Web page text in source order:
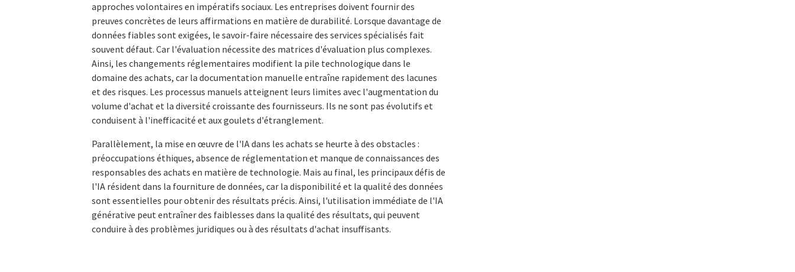
approches volontaires en impératifs sociaux. Les entreprises doivent fournir des
preuves concrètes de leurs affirmations en matière de durabilité. Lorsque davantage de
données fiables sont exigées, le savoir-faire nécessaire des services spécialisés fait
souvent défaut. Car l'évaluation nécessite des matrices d'évaluation plus complexes.
Ainsi, les changements réglementaires modifient la pile technologique dans le
domaine des achats, car la documentation manuelle entraîne rapidement des lacunes
et des risques. Les processus manuels atteignent leurs limites avec l'augmentation du
volume d'achat et la diversité croissante des fournisseurs. Ils ne sont pas évolutifs et
conduisent à l'inefficacité et aux goulets d'étranglement.
Parallèlement, la mise en œuvre de l'IA dans les achats se heurte à des obstacles :
préoccupations éthiques, absence de réglementation et manque de connaissances des
responsables des achats en matière de technologie. Mais au final, les principaux défis de
l'IA résident dans la fourniture de données, car la disponibilité et la qualité des données
sont essentielles pour obtenir des résultats précis. Ainsi, l'utilisation immédiate de l'IA
générative peut entraîner des faiblesses dans la qualité des résultats, qui peuvent
conduire à des problèmes juridiques ou à des résultats d'achat insuffisants.